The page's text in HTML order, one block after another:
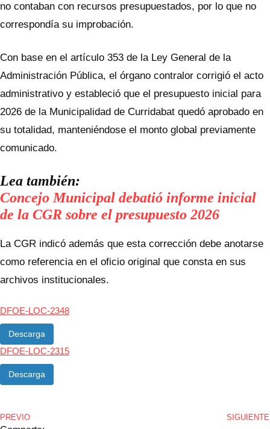
no contaban con recursos presupuestados, por lo que no
correspondía su improbación.
Con base en el artículo 353 de la Ley General de la
Administración Pública, el órgano contralor corrigió el acto
administrativo y estableció que el presupuesto inicial para
2026 de la Municipalidad de Curridabat quedó aprobado en
su totalidad, manteniéndose el monto global previamente
comunicado.
Lea también:
Concejo Municipal debatió informe inicial
de la CGR sobre el presupuesto 2026
La CGR indicó además que esta corrección debe anotarse
como referencia en el oficio original que consta en sus
archivos institucionales.
DFOE-LOC-2348
Descarga
DFOE-LOC-2315
Descarga
PREVIO SIGUIENTE